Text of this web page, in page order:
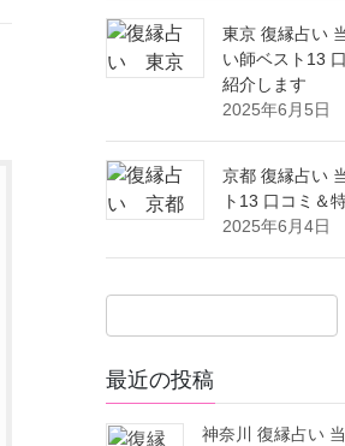
東京 復縁占い
い師ベスト13
紹介します
2025年6月5日
京都 復縁占い
ト13 口コミ＆
2025年6月4日
最近の投稿
神奈川 復縁占い